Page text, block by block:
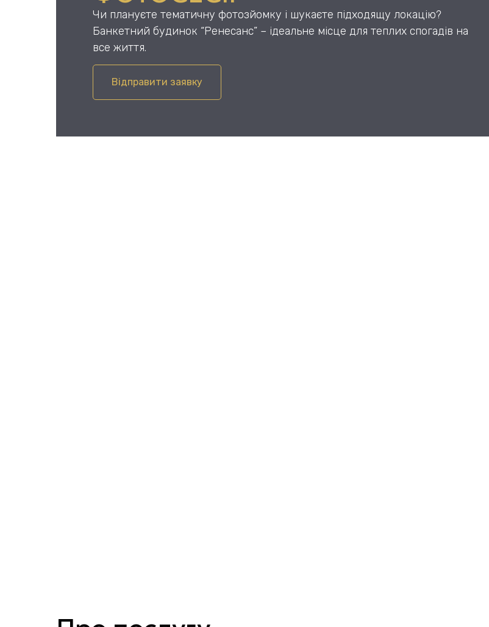
Чи плануєте тематичну фотозйомку і шукаєте підходящу локацію?
Банкетний будинок “Ренесанс” – ідеальне місце для теплих спогадів на
все життя.
Відправити заявку